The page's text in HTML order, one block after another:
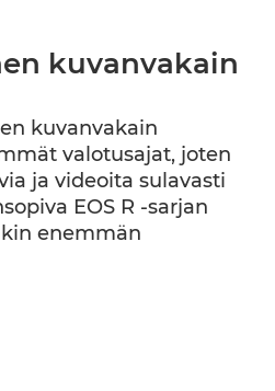
kuvanvakain
kuvanvakain
valotusajat, joten
ja videoita sulavasti
EOS R -sarjan
enemmän